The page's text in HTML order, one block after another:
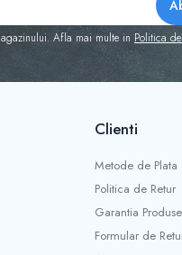
Afla mai multe in Politica
Clienti
Metode de Plata
Politica de Retur
Garantia
Formular de